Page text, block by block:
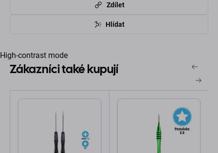
Zdílet
Hlídat
High-contrast mode
Zákazníci také kupují